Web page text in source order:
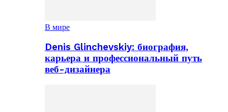
В мире
Denis Glinchevskiy: биография,
карьера и профессиональный путь
веб-дизайнера